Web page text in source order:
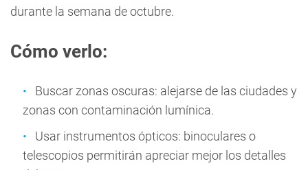
durante la semana de octubre.
Cómo verlo:
Buscar zonas oscuras: alejarse de las ciudades y
zonas con contaminación lumínica.
Usar instrumentos ópticos: binoculares o
telescopios permitirán apreciar mejor los detalles